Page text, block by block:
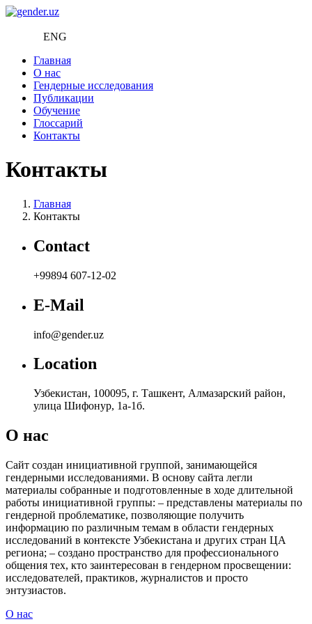
ENG
Главная
О нас
Гендерные исследования
Публикации
Обучение
Глоссарий
Контакты
Контакты
Главная
Контакты
Contact
+99894 607-12-02
E-Mail
info@gender.uz
Location
Узбекистан, 100095, г. Ташкент, Алмазарский район,
улица Шифонур, 1а-1б.
О нас
Сайт создан инициативной группой, занимающейся
гендерными исследованиями. В основу сайта легли
материалы собранные и подготовленные в ходе длительной
работы инициативной группы: – представлены материалы по
гендерной проблематике, позволяющие получить
информацию по различным темам в области гендерных
исследований в контексте Узбекистана и других стран ЦА
региона; – создано пространство для профессионального
общения тех, кто заинтересован в гендерном просвещении:
исследователей, практиков, журналистов и просто
энтузиастов.
О нас